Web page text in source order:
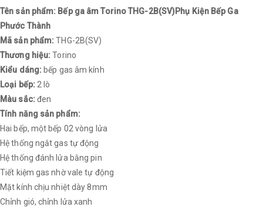
Tên sản phẩm: Bếp ga âm Torino THG-2B(SV)Phụ Kiện Bếp Ga
Phước Thành
Mã sản phẩm:THG-2B(SV)
Thương hiệu: Torino
Kiểu dáng: bếp gas âm kính
Loại bếp: 2 lò
Màu sắc: đen
Tính năng sản phẩm:
Hai bếp, một bếp 02 vòng lửa
Hệ thống ngắt gas tự động
Hệ thống đánh lửa bằng pin
Tiết kiệm gas nhờ vale tự động
Mặt kính chịu nhiệt dày 8mm
Chỉnh gió, chỉnh lửa xanh